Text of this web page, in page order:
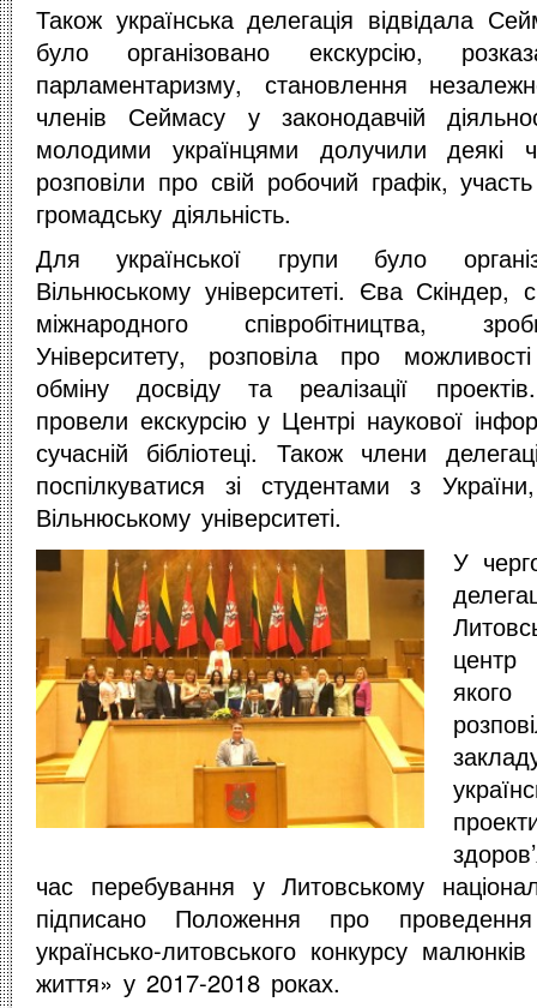
Також українська делегація відвідала
було організовано екскурсію,
парламентаризму, становлення
членів Сеймасу у законодавчій
молодими українцями долучили деякі
розповіли про свій робочий графік, участь
громадську діяльність.
Для української групи було
Вільнюському університеті. Єва Скіндер,
міжнародного співробітництва,
Університету, розповіла про
обміну досвіду та реалізації
провели екскурсію у Центрі наукової
сучасній бібліотеці. Також члени
поспілкуватися зі студентами з
Вільнюському університеті.
У
якого
час перебування у Литовському
підписано Положення про
українсько-литовського конкурсу
життя» у 2017-2018 роках.